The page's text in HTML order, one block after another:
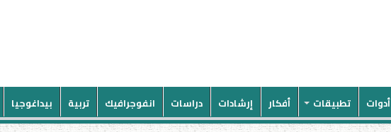
أدوات تطبيقات أفكار إرشادات دراسات انفوجرافيك تربية بيداغوجيا